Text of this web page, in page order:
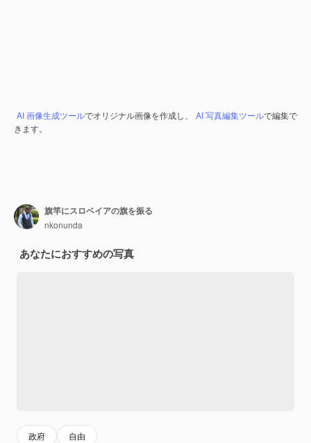
AI 画像生成ツールでオリジナル画像を作成し、 AI 写真編集ツールで編集で
きます。
旗竿にスロベイアの旗を振る
nkonunda
あなたにおすすめの写真
政府 自由